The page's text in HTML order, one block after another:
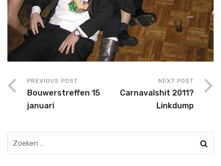
PREVIOUS POST
Bouwerstreffen 15
januari
NEXT POST
Carnavalshit 2011?
Linkdump